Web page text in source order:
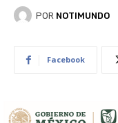
POR NOTIMUNDO
Facebook